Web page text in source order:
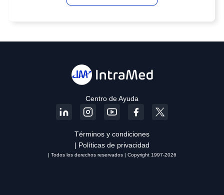
Centro de Ayuda
Términos y condiciones
| Políticas de privacidad
| Todos los derechos reservados | Copyright 1997-2026